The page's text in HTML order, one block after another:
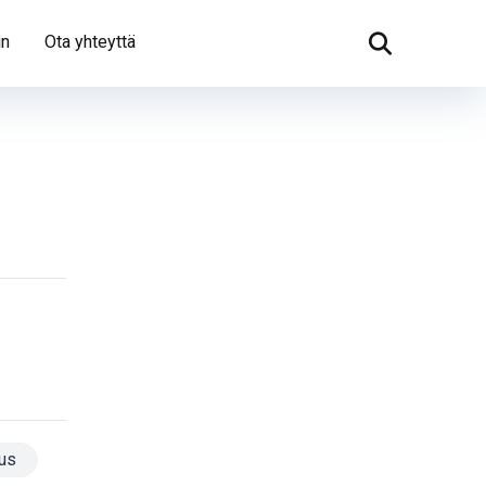
Ota yhteyttä